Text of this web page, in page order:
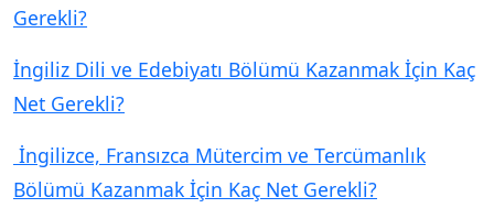
Gerekli?
İngiliz Dili ve Edebiyatı Bölümü Kazanmak İçin Kaç
Net Gerekli?
İngilizce, Fransızca Mütercim ve Tercümanlık
Bölümü Kazanmak İçin Kaç Net Gerekli?